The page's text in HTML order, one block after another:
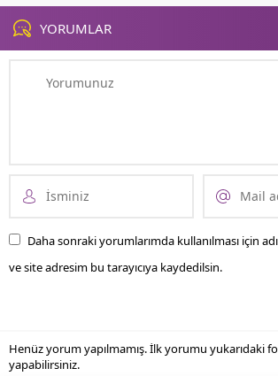
YORUMLAR
Daha sonraki yorumlarımda kullanılması için
ve site adresim bu tarayıcıya kaydedilsin.
Henüz yorum yapılmamış. İlk yorumu yukarıdaki
yapabilirsiniz.